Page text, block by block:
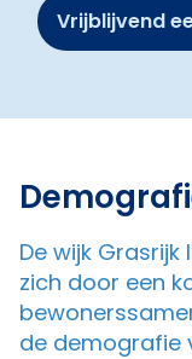
Vrijblijvend
De wijk Grasrijk
zich door een
de demografie